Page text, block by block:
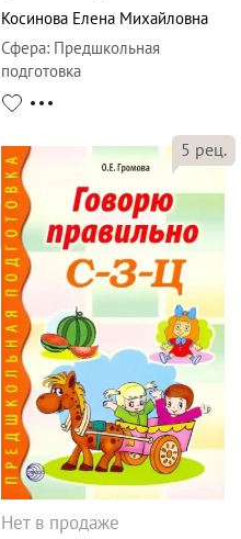
Косинова Елена Михайловна
Сфера: Предшкольная
подготовка
5 рец.
Нет в продаже